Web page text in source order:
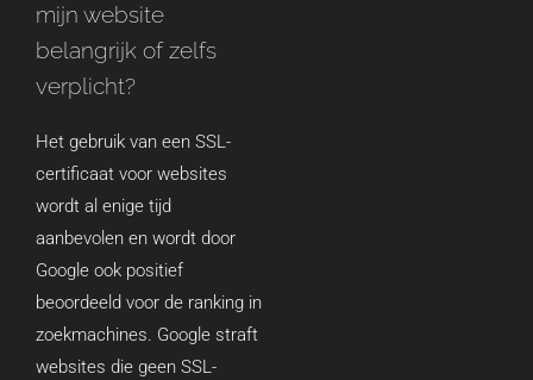
mijn website
belangrijk of zelfs
verplicht?
Het gebruik van een SSL-
certificaat voor websites
wordt al enige tijd
aanbevolen en wordt door
Google ook positief
beoordeeld voor de ranking in
zoekmachines. Google straft
websites die geen SSL-